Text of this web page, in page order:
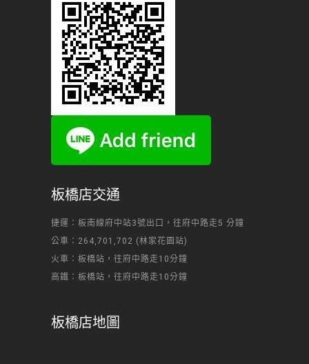
板橋店交通
捷運：板南線府中站3號出口，往府中路走5 分鐘
公車：264,701,702 (林家花園站)
火車：板橋站，往府中路走10分鐘
高鐵：板橋站，往府中路走10分鐘
板橋店地圖